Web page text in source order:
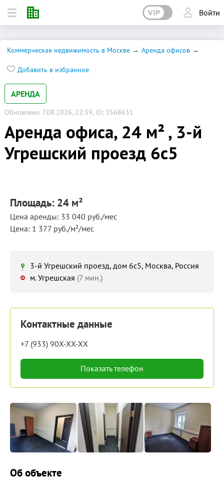
VIP Войти
Коммерческая недвижимость в Москве Аренда офисов
Добавить в избранное
АРЕНДА
Обновлено 7.08.2026, 22:39, ID: 3568631
Аренда офиса, 24 м² , 3-й
Угрешский проезд 6с5
Площадь: 24 м²
Цена аренды: 33 040 руб./мес
Цена: 1 377 руб./м²/мес
3-й Угрешский проезд, дом 6с5, Москва, Россия
м. Угрешская (7 мин.)
Контактные данные
+7 (933) 90X-XX-XX
Показать телефон
Об объекте